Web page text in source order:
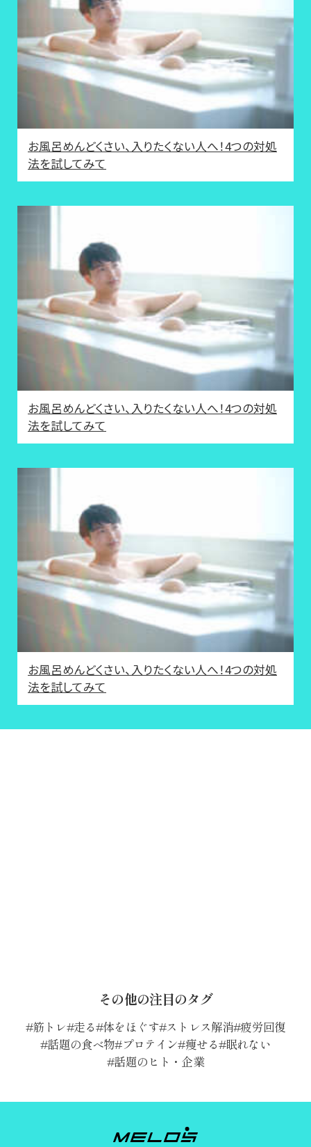
お風呂めんどくさい、入りたくない人へ！4つの対処
法を試してみて
お風呂めんどくさい、入りたくない人へ！4つの対処
法を試してみて
お風呂めんどくさい、入りたくない人へ！4つの対処
法を試してみて
その他の注目のタグ
筋トレ 走る 体をほぐす ストレス解消 疲労回復
話題の食べ物 プロテイン 痩せる 眠れない
話題のヒト・企業